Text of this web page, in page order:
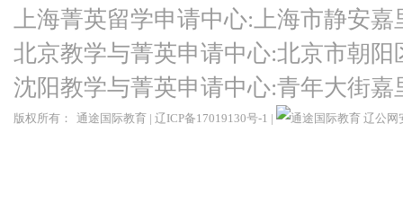
上海菁英留学申请中心:上海市静安嘉
北京教学与菁英申请中心:北京市朝
沈阳教学与菁英申请中心:青年大街
版权所有： 通途国际教育 | 辽ICP备17019130号-1 | 辽公网